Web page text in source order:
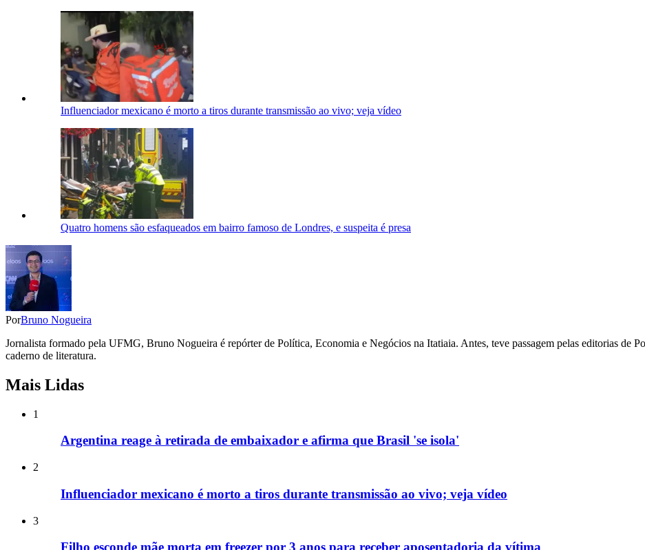
Influenciador mexicano é morto a tiros durante transmissão ao vivo; veja vídeo
Quatro homens são esfaqueados em bairro famoso de Londres, e suspeita é presa
PorBruno Nogueira
Jornalista formado pela UFMG, Bruno Nogueira é repórter de Política, Economia e Negócios na Itatiaia. Antes, teve passagem pelas editorias de
caderno de literatura.
Mais Lidas
1
Argentina reage à retirada de embaixador e afirma que Brasil 'se isola'
2
Influenciador mexicano é morto a tiros durante transmissão ao vivo; veja vídeo
3